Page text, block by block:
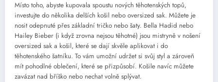
Místo toho, abyste kupovala spoustu nových těhotenských topů,
investujte do několika delších košil nebo oversized sak. Můžete je
nosit odepnuté přes základní tričko nebo šaty. Bella Hadid nebo
Hailey Bieber (i když zrovna nejsou těhotné) jsou mistryně v nošení
oversized sak a košil, které se dají skvěle aplikovat i do
těhotenského šatníku. To vám umožní udržet si svůj styl a zároveň
mít pohodlné oblečení, které se přizpůsobí. Košile navíc můžete
zavázat nad bříško nebo nechat volně splývat.